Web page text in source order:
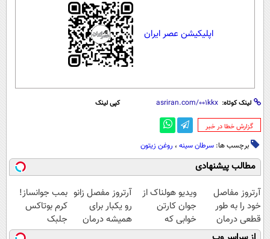
اپلیکیشن عصر ایران
لینک کوتاه: کپی لینک
‌گزارش خطا در خبر
برچسب ها: سرطان سینه ، روغن زیتون
مطالب پیشنهادی
آرتروز مفاصل
خود را به طور
قطعی درمان
کنید!
ویدیو هولناک از
جوان کارتن
خوابی که
میلیاردر شد.
آرتروز مفصل زانو
رو یکبار برای
همیشه درمان
کن!
بمب جوانساز!
کرم بوتاکس
جلبک
اسپیرولینا50%تخفیف